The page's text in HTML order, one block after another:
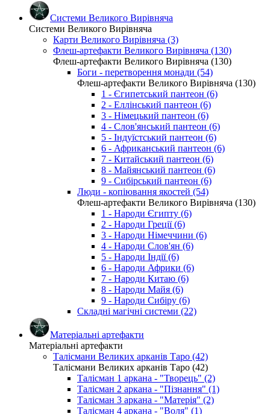
Системи Великого Вирівняча
Системи Великого Вирівняча
Карти Великого Вирівняча (3)
Флеш-артефакти Великого Вирівняча (130)
Флеш-артефакти Великого Вирівняча (130)
Боги - перетворення монади (54)
Флеш-артефакти Великого Вирівняча (130)
1 - Єгипетський пантеон (6)
2 - Еллінський пантеон (6)
3 - Німецький пантеон (6)
4 - Слов'янський пантеон (6)
5 - Індуїстський пантеон (6)
6 - Африканський пантеон (6)
7 - Китайський пантеон (6)
8 - Майянський пантеон (6)
9 - Сибірський пантеон (6)
Люди - копіювання якостей (54)
Флеш-артефакти Великого Вирівняча (130)
1 - Народи Єгипту (6)
2 - Народи Греції (6)
3 - Народи Німеччини (6)
4 - Народи Слов'ян (6)
5 - Народи Індії (6)
6 - Народи Африки (6)
7 - Народи Китаю (6)
8 - Народи Майя (6)
9 - Народи Сибіру (6)
Складні магічні системи (22)
Матеріальні артефакти
Матеріальні артефакти
Талісмани Великих арканів Таро (42)
Талісмани Великих арканів Таро (42)
Талісман 1 аркана - "Творець" (2)
Талісман 2 аркана - "Пізнання" (1)
Талісман 3 аркана - "Матерія" (2)
Талісман 4 аркана - "Воля" (1)